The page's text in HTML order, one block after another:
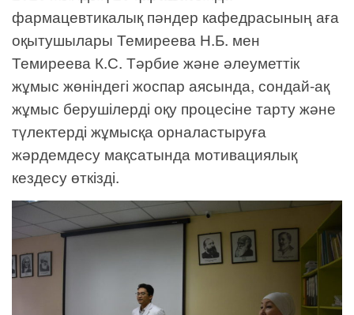
фармацевтикалық пәндер кафедрасының аға
оқытушылары Темиреева Н.Б. мен
Темиреева К.С. Тәрбие және әлеуметтік
жұмыс жөніндегі жоспар аясында, сондай-ақ
жұмыс берушілерді оқу процесіне тарту және
түлектерді жұмысқа орналастыруға
жәрдемдесу мақсатында мотивациялық
кездесу өткізді.